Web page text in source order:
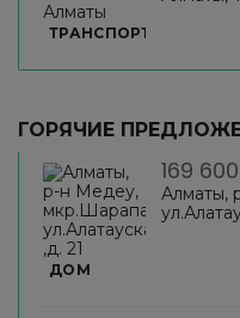
ТРАНСПОРТ
ГОРЯЧИЕ
ДОМ
169
Алматы,